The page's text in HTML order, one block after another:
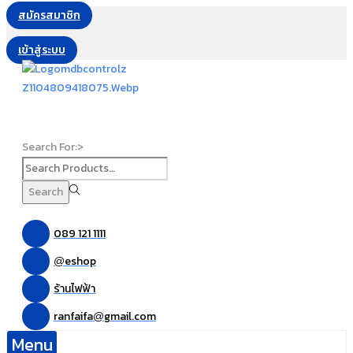
สมัครสมาชิก
เข้าสู่ระบบ
Search For:>
Search
089 121 1111
@eshop
ร้านไฟฟ้า
ranfaifa@gmail.com
Menu